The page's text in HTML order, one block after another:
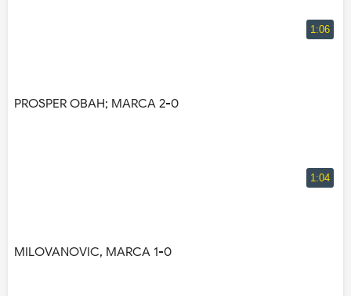
PROSPER OBAH; MARCA 2-0
MILOVANOVIC, MARCA 1-0